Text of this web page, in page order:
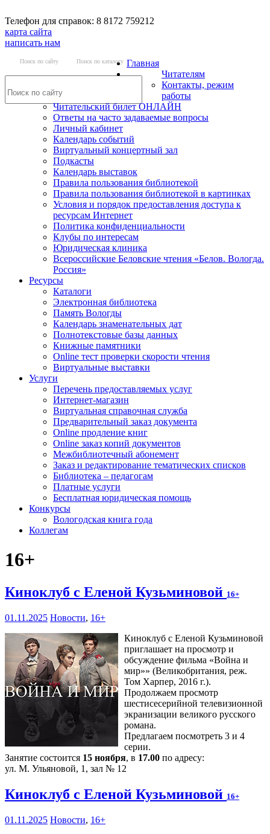
Телефон для справок: 8 8172 759212
карта сайта
написать нам
Поиск по сайту Поиск по каталогу Главная
Читателям
Контакты, режим
работы
Читательский билет ОНЛАЙН
Ответы на часто задаваемые вопросы
Личный кабинет
Календарь событий
Виртуальный концертный зал
Подкасты
Календарь выставок
Правила пользования библиотекой
Правила пользования библиотекой в картинках
Условия и порядок предоставления доступа к
ресурсам Интернет
Политика конфиденциальности
Клубы по интересам
Юридическая клиника
Всероссийские Беловские чтения «Белов. Вологда.
Россия»
Ресурсы
Каталоги
Электронная библиотека
Память Вологды
Календарь знаменательных дат
Полнотекстовые базы данных
Книжные памятники
Online тест проверки скорости чтения
Виртуальные выставки
Услуги
Перечень предоставляемых услуг
Интернет-магазин
Виртуальная справочная служба
Предварительный заказ документа
Online продление книг
Online заказ копий документов
Межбиблиотечный абонемент
Заказ и редактирование тематических списков
Библиотека – педагогам
Платные услуги
Бесплатная юридическая помощь
Конкурсы
Вологодская книга года
Коллегам
16+
Киноклуб с Еленой Кузьминовой 16+
01.11.2025 Новости, 16+
Киноклуб с Еленой Кузьминовой
приглашает на просмотр и
обсуждение фильма «Война и
мир»» (Великобритания, реж.
Том Харпер, 2016 г.).
Продолжаем просмотр
шестисесерийной телевизионной
экранизации великого русского
романа.
Предлагаем посмотреть 3 и 4
серии.
Занятие состоится 15 ноября, в 17.00 по адресу:
ул. М. Ульяновой, 1, зал № 12
Киноклуб с Еленой Кузьминовой 16+
01.11.2025 Новости, 16+